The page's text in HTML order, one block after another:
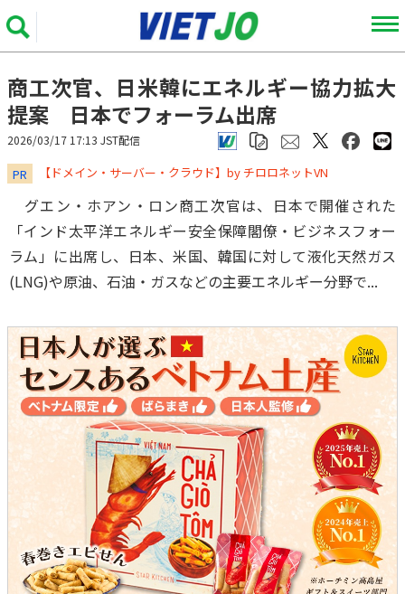
商工次官、日米韓にエネルギー協力拡大
提案 日本でフォーラム出席
2026/03/17 17:13 JST配信
PR ​​​​​​​【ドメイン・サーバー・クラウド】by チロロネットVN
グエン・ホアン・ロン商工次官は、日本で開催された
「インド太平洋エネルギー安全保障閣僚・ビジネスフォー
ラム」に出席し、日本、米国、韓国に対して液化天然ガス
(LNG)や原油、石油・ガスなどの主要エネルギー分野で...